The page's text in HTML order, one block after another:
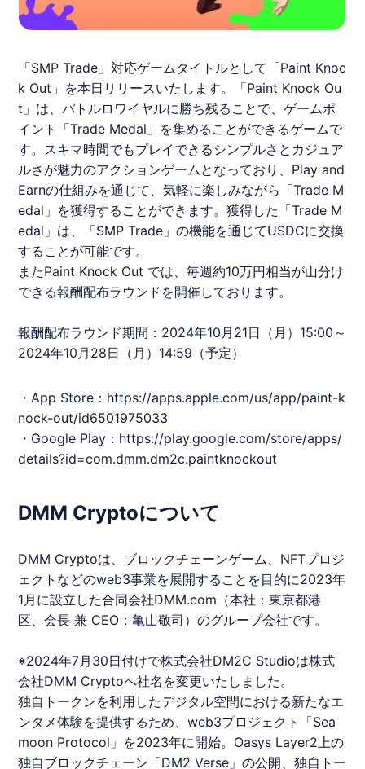
「SMP Trade」対応ゲームタイトルとして「Paint Knoc
k Out」を本日リリースいたします。「Paint Knock Ou
t」は、バトルロワイヤルに勝ち残ることで、ゲームポ
イント「Trade Medal」を集めることができるゲームで
す。スキマ時間でもプレイできるシンプルさとカジュア
ルさが魅力のアクションゲームとなっており、Play and
Earnの仕組みを通じて、気軽に楽しみながら「Trade M
edal」を獲得することができます。獲得した「Trade M
edal」は、「SMP Trade」の機能を通じてUSDCに交換
することが可能です。
またPaint Knock Out では、毎週約10万円相当が山分け
できる報酬配布ラウンドを開催しております。
報酬配布ラウンド期間：2024年10月21日（月）15:00～
2024年10月28日（月）14:59（予定）
・App Store： https://apps.apple.com/us/app/paint-k
nock-out/id6501975033
・Google Play： https://play.google.com/store/apps/
details?id=com.dmm.dm2c.paintknockout
DMM Cryptoについて
DMM Cryptoは、 ブロックチェーンゲーム
、NFTプロジ
ェクトなどのweb3事業を展開することを目的に2023年
1月に設立した合同会社DMM.com（本社：東京都港
区、会長 兼 CEO：亀山敬司）のグループ会社です。
※2024年7月30日付けで株式会社DM2C Studioは株式
会社DMM Cryptoへ社名を変更いたしました。
独自トークンを利用したデジタル空間における新たなエ
ンタメ体験を提供するため、web3プロジェクト「Sea
moon Protocol」を2023年に開始。Oasys Layer2上の
独自ブロックチェーン「DM2 Verse」の公開、独自トー